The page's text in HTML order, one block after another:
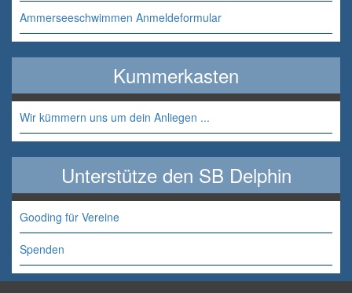
Ammerseeschwimmen Anmeldeformular
Kummerkasten
Wir kümmern uns um dein Anliegen ...
Unterstütze den SB Delphin
Gooding für Vereine
Spenden